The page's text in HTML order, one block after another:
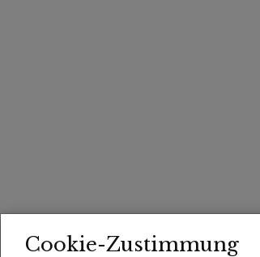
Cookie-Zustimmung